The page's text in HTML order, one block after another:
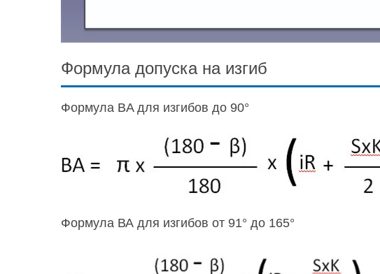
Формула допуска на изгиб
Формула BA для изгибов до 90°
Формула ВА для изгибов от 91° до 165°